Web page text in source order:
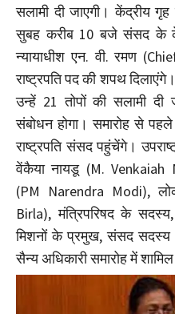
सलामी दी जाएगी। केंद्रीय
सुबह करीब 10 बजे संसद के
न्यायाधीश एन. वी. रमण
राष्ट्रपति पद की शपथ
उन्हें 21 तोपों की सलामी दी
संबोधन होगा। समारोह से पहले
राष्ट्रपति संसद पहुंचेंगे।
वेंकैया नायडू (M. Venkaiah
(PM Narendra Modi),
Birla), मंत्रिपरिषद के
मिशनों के प्रमुख, संसद
सैन्य अधिकारी समारोह में